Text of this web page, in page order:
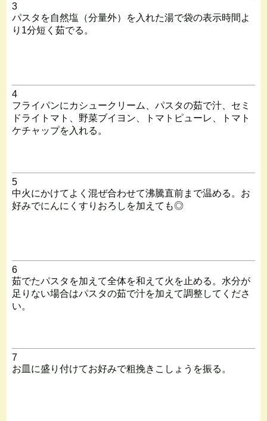
3
パスタを自然塩（分量外）を入れた湯で袋の表示時間よ
り1分短く茹でる。
4
フライパンにカシュークリーム、パスタの茹で汁、セミ
ドライトマト、野菜ブイヨン、トマトピューレ、トマト
ケチャップを入れる。
5
中火にかけてよく混ぜ合わせて沸騰直前まで温める。お
好みでにんにくすりおろしを加えても◎
6
茹でたパスタを加えて全体を和えて火を止める。水分が
足りない場合はパスタの茹で汁を加えて調整してくださ
い。
7
お皿に盛り付けてお好みで粗挽きこしょうを振る。